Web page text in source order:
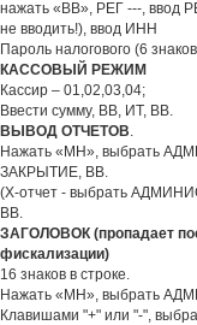
нажать «ВВ», РЕГ ---, ввод
не вводить!), ввод ИНН
Пароль налогового (6
КАССОВЫЙ РЕЖИМ
Кассир – 01,02,03,04;
Ввести сумму, ВВ, ИТ, ВВ.
ВЫВОД ОТЧЕТОВ.
Нажать «МН», выбрать
ЗАКРЫТИЕ, ВВ.
(Х-отчет - выбрать
ВВ.
ЗАГОЛОВОК (пропадает
фискализации)
16 знаков в строке.
Нажать «МН», выбрать
Клавишами "+" или "-",